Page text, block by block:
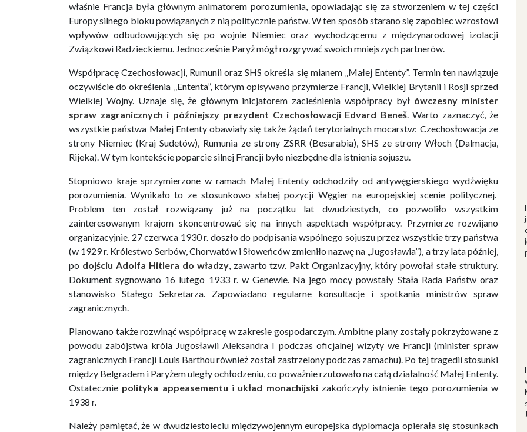
właśnie Francja była głównym animatorem porozumienia, opowiadając się za stworzeniem w tej części
Europy silnego bloku powiązanych z nią politycznie państw. W ten sposób starano się zapobiec wzrostowi
wpływów odbudowujących się po wojnie Niemiec oraz wychodzącemu z międzynarodowej izolacji
Związkowi Radzieckiemu. Jednocześnie Paryż mógł rozgrywać swoich mniejszych partnerów.
Współpracę Czechosłowacji, Rumunii oraz SHS określa się mianem „Małej Ententy”. Termin ten nawiązuje
oczywiście do określenia „Ententa”, którym opisywano przymierze Francji, Wielkiej Brytanii i Rosji sprzed
Wielkiej Wojny. Uznaje się, że głównym inicjatorem zacieśnienia współpracy był ówczesny minister
spraw zagranicznych i późniejszy prezydent Czechosłowacji Edvard Beneš. Warto zaznaczyć, że
wszystkie państwa Małej Ententy obawiały się także żądań terytorialnych mocarstw: Czechosłowacja ze
strony Niemiec (Kraj Sudetów), Rumunia ze strony ZSRR (Besarabia), SHS ze strony Włoch (Dalmacja,
Rijeka). W tym kontekście poparcie silnej Francji było niezbędne dla istnienia sojuszu.
Stopniowo kraje sprzymierzone w ramach Małej Ententy odchodziły od antywęgierskiego wydźwięku
porozumienia. Wynikało to ze stosunkowo słabej pozycji Węgier na europejskiej scenie politycznej.
Problem ten został rozwiązany już na początku lat dwudziestych, co pozwoliło wszystkim
zainteresowanym krajom skoncentrować się na innych aspektach współpracy. Przymierze rozwijano
organizacyjnie. 27 czerwca 1930 r. doszło do podpisania wspólnego sojuszu przez wszystkie trzy państwa
(w 1929 r. Królestwo Serbów, Chorwatów i Słoweńców zmieniło nazwę na „Jugosławia”), a trzy lata później,
po dojściu Adolfa Hitlera do władzy, zawarto tzw. Pakt Organizacyjny, który powołał stałe struktury.
Dokument sygnowano 16 lutego 1933 r. w Genewie. Na jego mocy powstały Stała Rada Państw oraz
stanowisko Stałego Sekretarza. Zapowiadano regularne konsultacje i spotkania ministrów spraw
zagranicznych.
Planowano także rozwinąć współpracę w zakresie gospodarczym. Ambitne plany zostały pokrzyżowane z
powodu zabójstwa króla Jugosławii Aleksandra I podczas oficjalnej wizyty we Francji (minister spraw
zagranicznych Francji Louis Barthou również został zastrzelony podczas zamachu). Po tej tragedii stosunki
między Belgradem i Paryżem uległy ochłodzeniu, co poważnie rzutowało na całą działalność Małej Ententy.
Ostatecznie polityka appeasementu i układ monachijskizakończyły istnienie tego porozumienia w
1938 r.
Należy pamiętać, że w dwudziestoleciu międzywojennym europejska dyplomacja opierała się stosunkach